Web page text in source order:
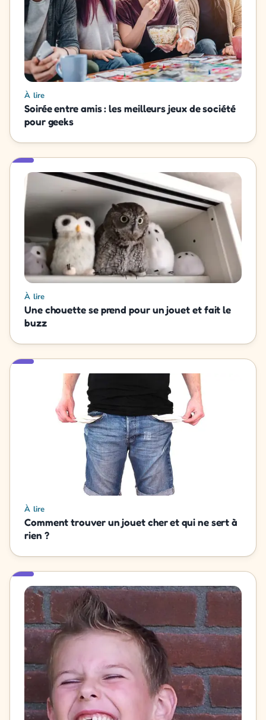
À lire
Soirée entre amis : les meilleurs jeux de société
pour geeks
À lire
Une chouette se prend pour un jouet et fait le
buzz
À lire
Comment trouver un jouet cher et qui ne sert à
rien ?